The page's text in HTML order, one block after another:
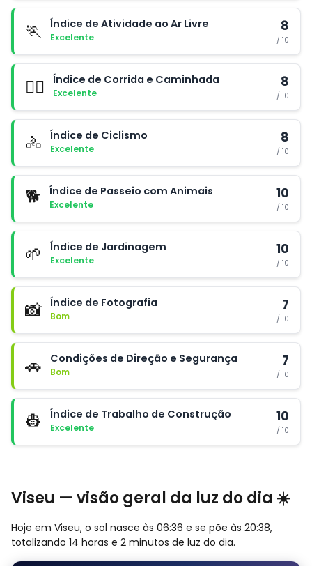
🏃 Índice de Atividade ao Ar Livre
Excelente
8
/ 10
🏃‍♂️ Índice de Corrida e Caminhada
Excelente
8
/ 10
🚴 Índice de Ciclismo
Excelente
8
/ 10
🐕 Índice de Passeio com Animais
Excelente
10
/ 10
🌱 Índice de Jardinagem
Excelente
10
/ 10
📸 Índice de Fotografia
Bom
7
/ 10
🚗 Condições de Direção e Segurança
Bom
7
/ 10
👷 Índice de Trabalho de Construção
Excelente
10
/ 10
Viseu — visão geral da luz do dia ☀️
Hoje em Viseu, o sol nasce às 06:36 e se põe às 20:38,
totalizando 14 horas e 2 minutos de luz do dia.